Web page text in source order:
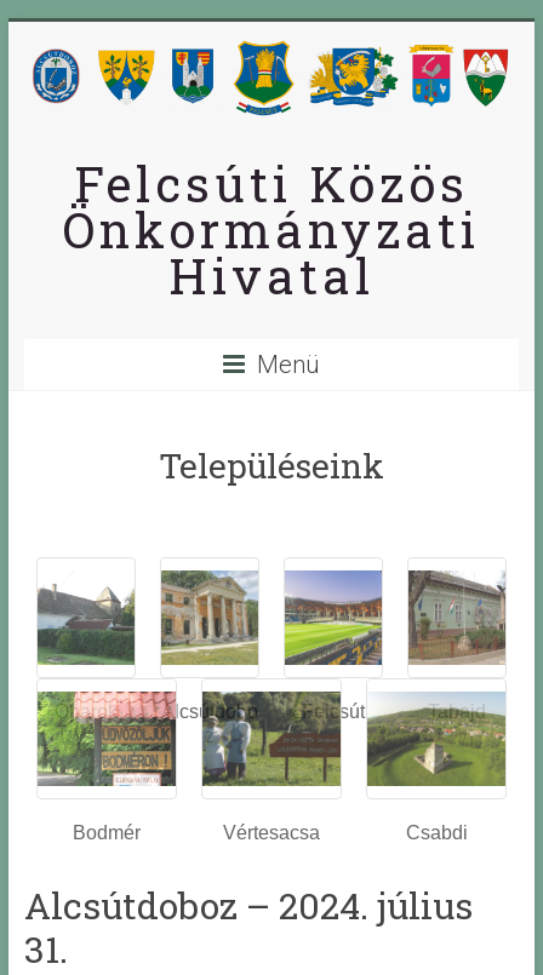
Felcsúti Közös
Önkormányzati
Hivatal
Menü
Településeink
Óbarok
Alcsútdobo
z
Felcsút Tabajd
Bodmér Vértesacsa Csabdi
Alcsútdoboz – 2024. július
31.